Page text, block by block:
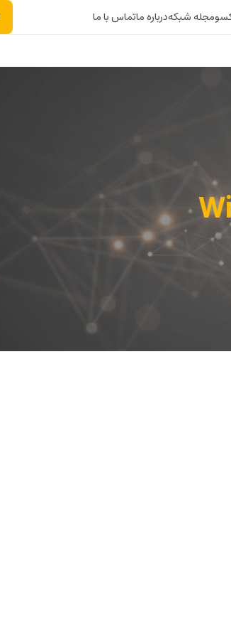
مجله شبکهدرباره ماتماس با ما